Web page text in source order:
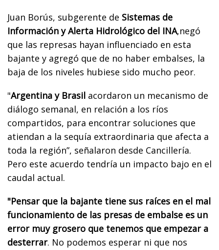
Juan Borús, subgerente de Sistemas de
Información y Alerta Hidrológico del INA,negó
que las represas hayan influenciado en esta
bajante y agregó que de no haber embalses, la
baja de los niveles hubiese sido mucho peor.
"Argentina y Brasil acordaron un mecanismo de
diálogo semanal, en relación a los ríos
compartidos, para encontrar soluciones que
atiendan a la sequía extraordinaria que afecta a
toda la región”, señalaron desde Cancillería.
Pero este acuerdo tendría un impacto bajo en el
caudal actual.
"Pensar que la bajante tiene sus raíces en el mal
funcionamiento de las presas de embalse es un
error muy grosero que tenemos que empezar a
desterrar. No podemos esperar ni que nos